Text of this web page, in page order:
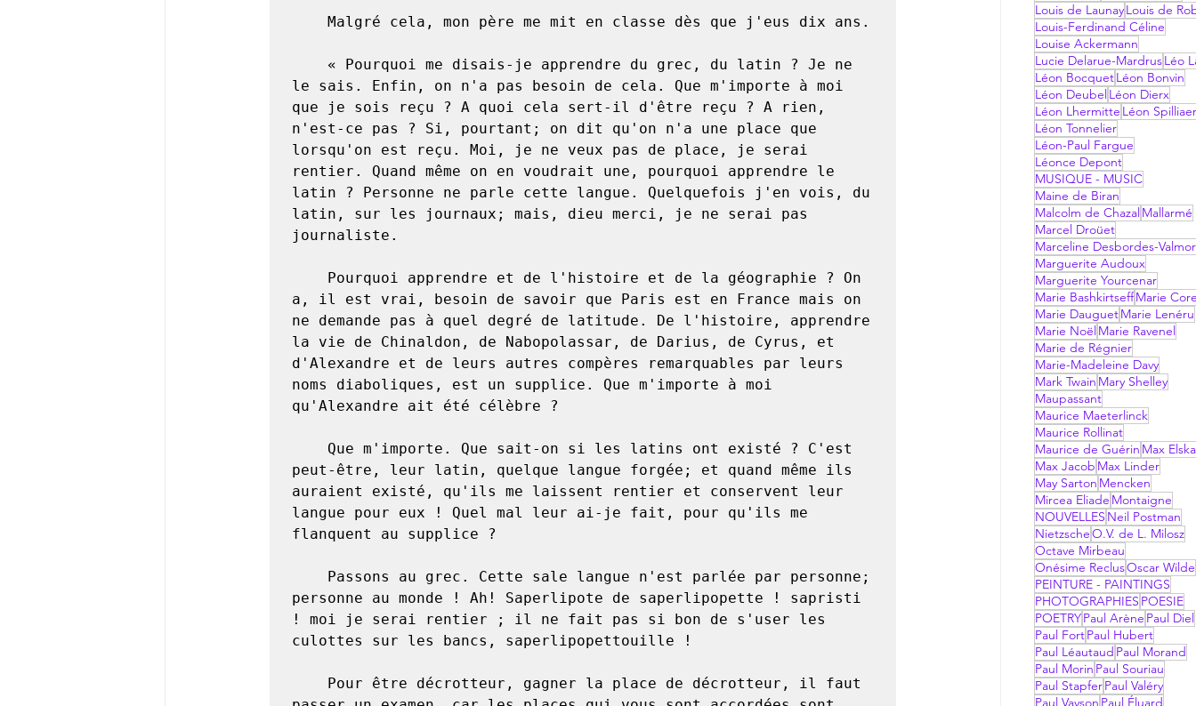
le sais. Enfin, on n'a pas besoin de cela. Que m'importe à moi
que je sois reçu ? A quoi cela sert-il d'être reçu ? A rien,
n'est-ce pas ? Si, pourtant; on dit qu'on n'a une place que
lorsqu'on est reçu. Moi, je ne veux pas de place, je serai
rentier. Quand même on en voudrait une, pourquoi apprendre le
latin ? Personne ne parle cette langue. Quelquefois j'en vois, du
latin, sur les journaux; mais, dieu merci, je ne serai pas
journaliste.
a, il est vrai, besoin de savoir que Paris est en France mais on
ne demande pas à quel degré de latitude. De l'histoire, apprendre
la vie de Chinaldon, de Nabopolassar, de Darius, de Cyrus, et
d'Alexandre et de leurs autres compères remarquables par leurs
noms diaboliques, est un supplice. Que m'importe à moi
qu'Alexandre ait été célèbre ?
peut-être, leur latin, quelque langue forgée; et quand même ils
auraient existé, qu'ils me laissent rentier et conservent leur
langue pour eux ! Quel mal leur ai-je fait, pour qu'ils me
flanquent au supplice ?
personne au monde ! Ah! Saperlipote de saperlipopette ! sapristi
! moi je serai rentier ; il ne fait pas si bon de s'user les
culottes sur les bancs, saperlipopettouille !
Louis de LaunayLouis de
Louis-Ferdinand Céline
Louise Ackermann
Lucie Delarue-MardrusLéo
Léon BocquetLéon Bonvin
Léon Deubel Léon Dierx
Léon Lhermitte Léon
Léon Tonnelier
Léon-Paul Fargue
Léonce Depont
MUSIQUE - MUSIC
Maine de Biran
Malcolm de Chazal Mallarmé
Marcel Droüet
Marceline Desbordes-
Marguerite Audoux
Marguerite Yourcenar
Marie BashkirtseffMarie
Marie DauguetMarie Lenéru
Marie Noël Marie Ravenel
Marie de Régnier
Marie-Madeleine Davy
Mark Twain Mary Shelley
Maupassant
Maurice Maeterlinck
Maurice Rollinat
Maurice de Guérin Max
Max Jacob Max Linder
May Sarton Mencken
Mircea Eliade Montaigne
NOUVELLES Neil Postman
NietzscheO.V. de L. Milosz
Octave Mirbeau
Onésime ReclusOscar Wilde
PEINTURE - PAINTINGS
PHOTOGRAPHIES POESIE
POETRYPaul Arène Paul Diel
Paul FortPaul Hubert
Paul Léautaud Paul Morand
Paul Morin Paul Souriau
Paul StapferPaul Valéry